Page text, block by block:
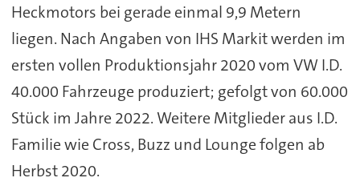
Heckmotors bei gerade einmal 9,9 Metern
liegen. Nach Angaben von IHS Markit werden im
ersten vollen Produktionsjahr 2020 vom VW I.D.
40.000 Fahrzeuge produziert; gefolgt von 60.000
Stück im Jahre 2022. Weitere Mitglieder aus I.D.
Familie wie Cross, Buzz und Lounge folgen ab
Herbst 2020.